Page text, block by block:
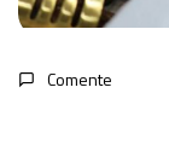
Comente